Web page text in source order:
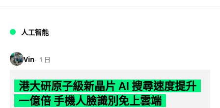
人工智能
Vin 1 日
港大研原子級新晶片 AI 搜尋速度提升
一億倍 手機人臉識別免上雲端